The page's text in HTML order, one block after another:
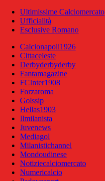
Ultimissime Calciomercato
Ufficialità
Esclusive Romano
Calcionapoli1926
Cittaceleste
Derbyderbyderby
Fantamagazine
FCInter1908
Forzaroma
Golssip
Hellas1903
Ilmilanista
Juvenews
Mediagol
Milanistichannel
Mondoudinese
Notiziecalciomercato
Numericalcio